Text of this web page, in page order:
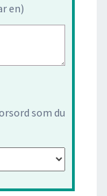
en)
som du